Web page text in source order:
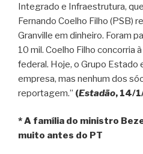
Integrado e Infraestrutura,
Fernando Coelho Filho (PSB)
Granville em dinheiro. Foram
10 mil. Coelho Filho concorria
federal. Hoje, o Grupo Estado
empresa, mas nenhum dos
reportagem.” (Estadão, 14/
* A família do ministro
muito antes do PT